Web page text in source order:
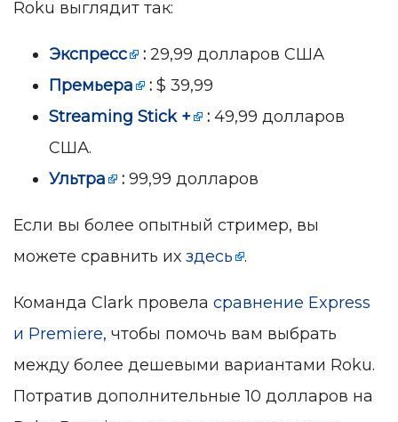
Roku выглядит так:
Экспресс : 29,99 долларов США
Премьера
: $ 39,99
Streaming Stick +
: 49,99 долларов
США.
Ультра
: 99,99 долларов
Если вы более опытный стример, вы
можете сравнить их здесь .
Команда Clark провела сравнение Express
и Premiere, чтобы помочь вам выбрать
между более дешевыми вариантами Roku.
Потратив дополнительные 10 долларов на